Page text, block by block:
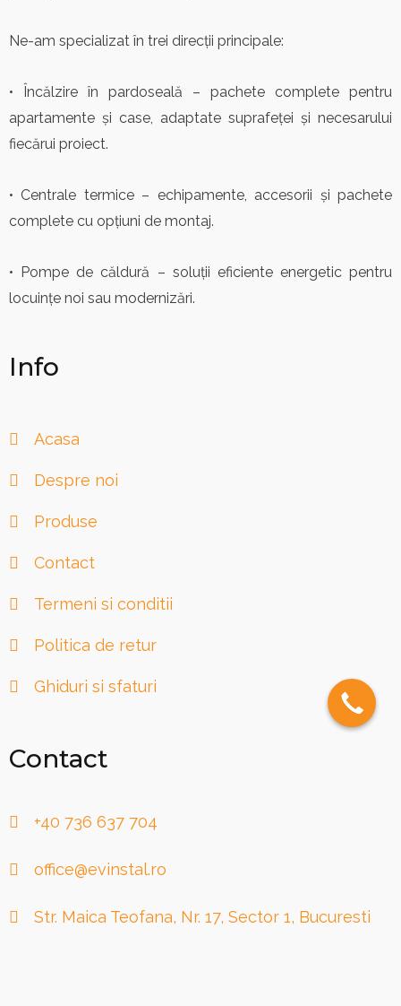
Ne-am specializat în trei direcții principale:
• Încălzire în pardoseală – pachete complete pentru
apartamente și case, adaptate suprafeței și necesarului
fiecărui proiect.
• Centrale termice – echipamente, accesorii și pachete
complete cu opțiuni de montaj.
• Pompe de căldură – soluții eficiente energetic pentru
locuințe noi sau modernizări.
Info
Acasa
Despre noi
Produse
Contact
Termeni si conditii
Politica de retur
Ghiduri si sfaturi
Contact
+40 736 637 704
office@evinstal.ro
Str. Maica Teofana, Nr. 17, Sector 1, Bucuresti